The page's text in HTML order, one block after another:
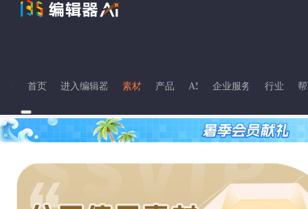
首页 进入编辑器 素材 产品 AI 企业服务 行业